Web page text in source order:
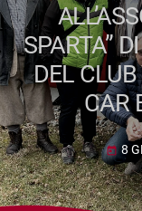
SPARTA”
DEL
CAR
today 8